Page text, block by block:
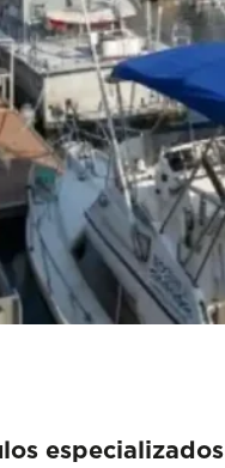
especializados